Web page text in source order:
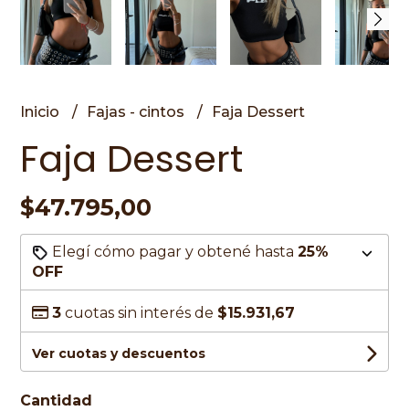
Inicio Fajas - cintos Faja Dessert
Faja Dessert
$47.795,00
Elegí cómo pagar y obtené hasta25%
OFF
3 cuotas sin interés de $15.931,67
Ver cuotas y descuentos
Cantidad